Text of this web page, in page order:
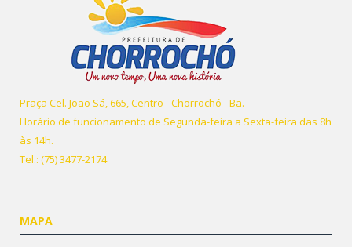
Praça Cel. João Sá, 665, Centro - Chorrochó - Ba.
Horário de funcionamento de Segunda-feira a Sexta-feira das 8h
às 14h.
Tel.: (75) 3477-2174
MAPA